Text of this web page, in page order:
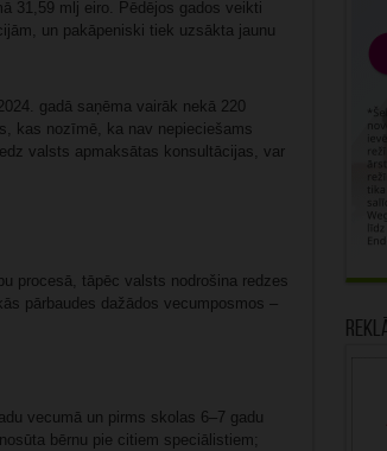
31,59 mlj eiro. Pēdējos gados veikti
un pakāpeniski tiek uzsākta jaunu
gadā saņēma vairāk nekā 220
kas nozīmē, ka nav nepieciešams
valsts apmaksātas konsultācijas, var
procesā, tāpēc valsts nodrošina redzes
pārbaudes dažādos vecumposmos –
vecumā un pirms skolas 6–7 gadu
bērnu pie citiem speciālistiem;